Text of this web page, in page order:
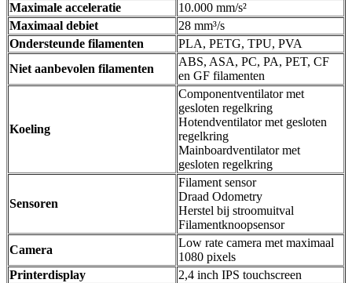
Maximale acceleratie
10.000 mm/s²
Maximaal debiet
28 mm³/s
Ondersteunde filamenten
PLA, PETG, TPU, PVA
Niet aanbevolen filamenten
ABS, ASA, PC, PA, PET, CF
en GF filamenten
Koeling
Componentventilator met
gesloten regelkring
Hotendventilator met gesloten
regelkring
Mainboardventilator met
gesloten regelkring
Sensoren
Filament sensor
Draad Odometry
Herstel bij stroomuitval
Filamentknoopsensor
Camera
Low rate camera met maximaal
1080 pixels
Printerdisplay
2,4 inch IPS touchscreen